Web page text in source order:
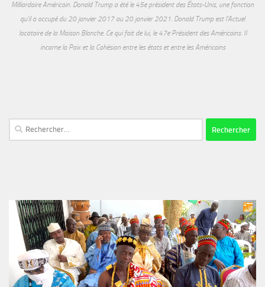
Milliardaire Américain. Donald Trump a été le 45e président des États-Unis, une fonction
qu'il a occupé du 20 janvier 2017 au 20 janvier 2021. Donald Trump est l'Actuel
locataire de la Maison Blanche. Ce qui fait de lui, le 47e Président des Américains. Il
incarne la Paix et la Cohésion entre les états et entre les Américains
Rechercher :